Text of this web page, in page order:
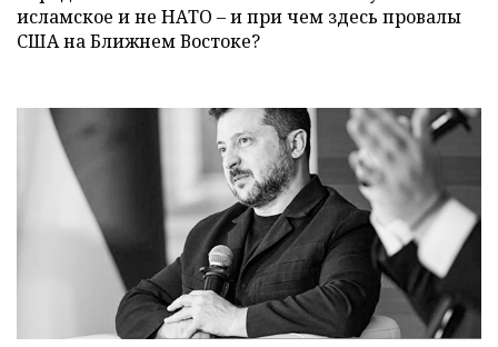
исламское и не НАТО – и при чем здесь провалы
США на Ближнем Востоке?